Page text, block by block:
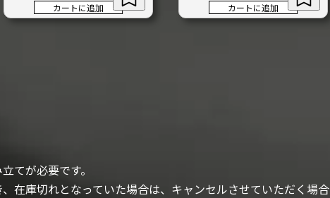
カートに追加 カートに追加
てが必要です。
在庫切れとなっていた場合は、キャンセルさせていただく場合